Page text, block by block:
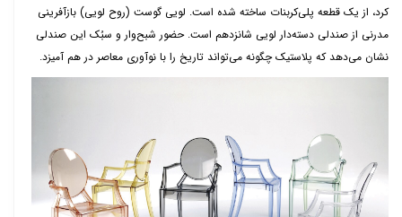
کرد، از یک قطعه پلی‌کربنات ساخته شده است. لویی گوست (روح لویی) بازآفرینی
مدرنی از صندلی دسته‌دار لویی شانزدهم است. حضور شبح‌وار و سبُک این صندلی
نشان می‌دهد که پلاستیک چگونه می‌تواند تاریخ را با نوآوری معاصر در هم آمیزد.